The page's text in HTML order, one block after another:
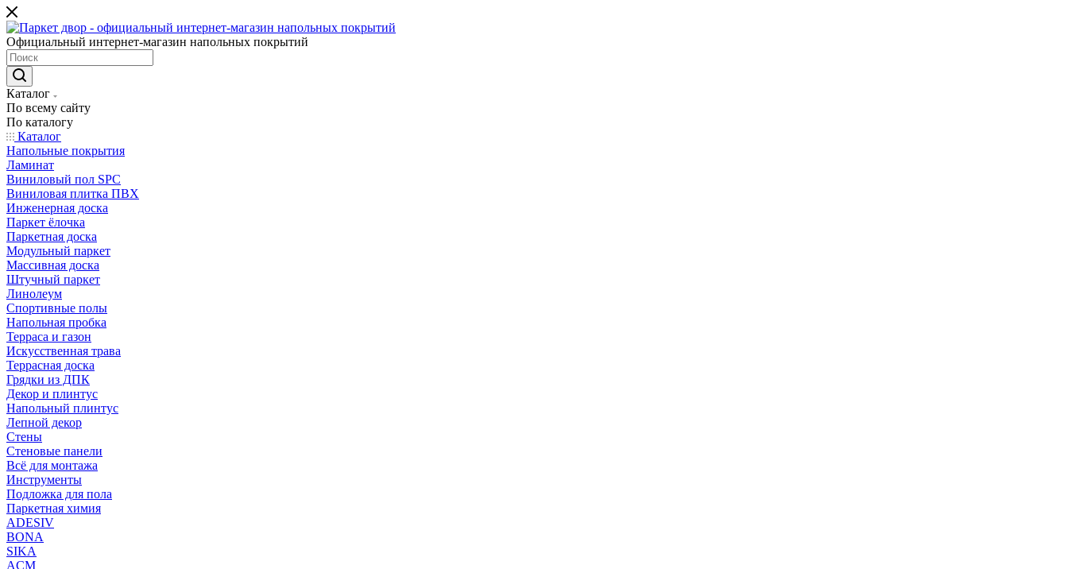
Официальный интернет-магазин напольных покрытий
Каталог
По всему сайту
По каталогу
Каталог
Напольные покрытия
Ламинат
Виниловый пол SPC
Виниловая плитка ПВХ
Инженерная доска
Паркет ёлочка
Паркетная доска
Модульный паркет
Массивная доска
Штучный паркет
Линолеум
Спортивные полы
Напольная пробка
Терраса и газон
Искусственная трава
Террасная доска
Грядки из ДПК
Декор и плинтус
Напольный плинтус
Лепной декор
Стены
Стеновые панели
Всё для монтажа
Инструменты
Подложка для пола
Паркетная химия
ADESIV
BONA
SIKA
ACM